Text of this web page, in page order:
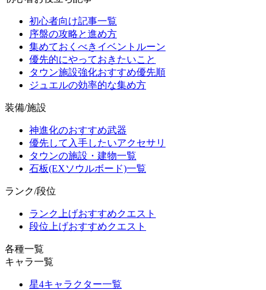
初心者向け記事一覧
序盤の攻略と進め方
集めておくべきイベントルーン
優先的にやっておきたいこと
タウン施設強化おすすめ優先順
ジュエルの効率的な集め方
装備/施設
神進化のおすすめ武器
優先して入手したいアクセサリ
タウンの施設・建物一覧
石板(EXソウルボード)一覧
ランク/段位
ランク上げおすすめクエスト
段位上げおすすめクエスト
各種一覧
キャラ一覧
星4キャラクター一覧